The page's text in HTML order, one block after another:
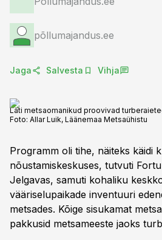
põllumajandus.ee
Jaga Salvesta Vihja
Läti metsaomanikud proovivad
Foto: Allar Luik, Läänemaa Metsaühistu
Programm oli tihe, näiteks käidi
nõustamiskeskuses, tutvuti
Jelgavas, samuti kohaliku
vääriselupaikade inventuuri
metsades. Kõige sisukamat
pakkusid metsameeste jaoks